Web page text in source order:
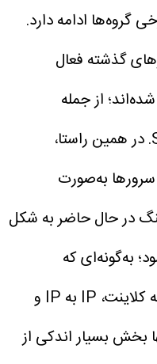
گروه‌ها ادامه دارد.
گذشته فعال
از جمله
روش‌هایی مانند SNI Spoofing. در همین راستا،
به‌صورت
در حال حاضر به شکل
به‌گونه‌ای که
محدودیت‌ها با توجه به کلاینت به کلاینت، IP به IP و
بخش بسیار اندکی از